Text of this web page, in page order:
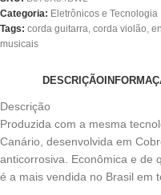
Categoria: Eletrônicos e Tecnologia
Tags: corda guitarra, corda violão,
musicais
DESCRIÇÃO
Descrição
Produzida com a mesma
Canário, desenvolvida em
anticorrosiva. Econômica e de
é a mais vendida no Brasil em